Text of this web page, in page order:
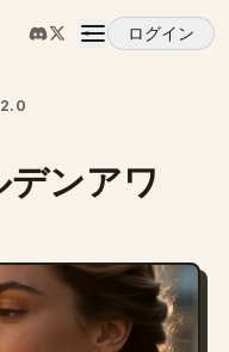
ログイン
2.0
ンアワ